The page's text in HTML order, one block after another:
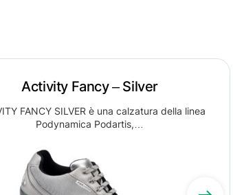
Activity Fancy – Silver
FANCY SILVER è una calzatura della linea
Podynamica Podartis,…